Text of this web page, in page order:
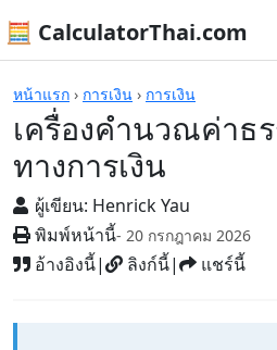
🧮 CalculatorThai.com
หน้าแรก › การเงิน › การเงิน
เครื่องคำนวณค่าธ
ทางการเงิน
ผู้เขียน: Henrick Yau
พิมพ์หน้านี้- 20 กรกฎาคม 2026
อ้างอิงนี้| ลิงก์นี้| แชร์นี้
เครื่องคิดเลข